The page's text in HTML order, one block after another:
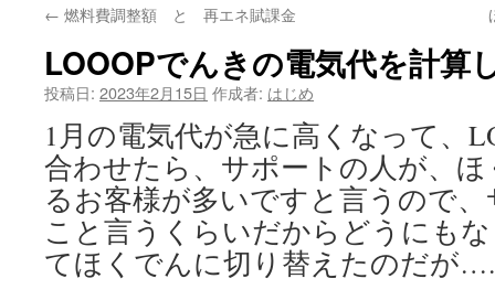
← 燃料費調整額 と 再エネ賦課金
LOOOPでんきの電気代を計算
投稿日: 2023年2月15日 作成者: はじめ
1月の電気代が急に高くなって、
合わせたら、サポートの人が、
るお客様が多いですと言うので
こと言うくらいだからどうにも
てほくでんに切り替えたのだが